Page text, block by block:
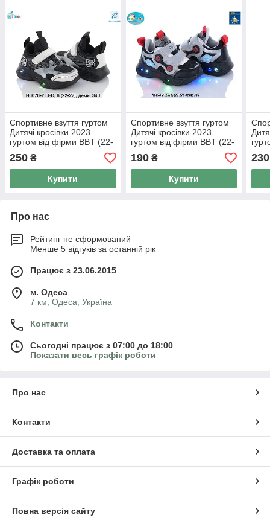
Спортивне взуття гуртом
Дитячі кросівки 2023
гуртом від фірми BBT (22-
27)
250 ₴
Купити
Спортивне взуття гуртом
Дитячі кросівки 2023
гуртом від фірми BBT (22-
27)
190₴
Купити
27)
230
Про нас
Рейтинг не сформований
Менше 5 відгуків за останній рік
Працює з 23.06.2015
м. Одеса
7 км, Одеса, Україна
Контакти
Сьогодні працює з 07:00 до 18:00
Показати весь графік роботи
Про нас
Контакти
Доставка та оплата
Графік роботи
Повна версія сайту